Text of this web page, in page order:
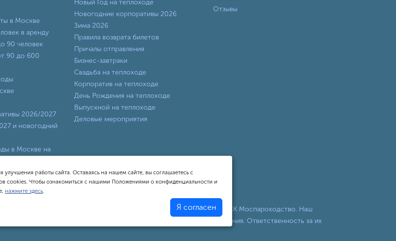
в Москве
в аренду
90 человек
90 до 600
2026/2027
и новогодний
в Москве на
Новый Год на теплоходе
Новогодние корпоративы 2026
Зима 2026
Правила возврата билетов
Причалы отправления
Бизнес-завтраки
Свадьба на теплоходе
Корпоратив на теплоходе
День Рождения на теплоходе
Выпускной на теплоходе
Деловые мероприятия
Отзывы
для бронирования теплоходов и покупки речных прогулок от СК Моспароходство. Наш
и названию не имеют к судоходной компании никакого отношения. Ответственность за их
работы сайта. Оставаясь на нашем сайте, вы соглашаетесь с
cookies. Чтобы ознакомиться с нашими Положениями о конфиденциальности и
нажмите здесь.
Я согласен